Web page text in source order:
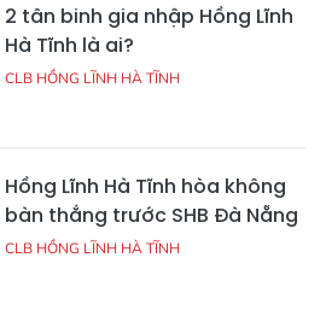
2 tân binh gia nhập Hồng Lĩnh
Hà Tĩnh là ai?
CLB HỒNG LĨNH HÀ TĨNH
Hồng Lĩnh Hà Tĩnh hòa không
bàn thắng trước SHB Đà Nẵng
CLB HỒNG LĨNH HÀ TĨNH